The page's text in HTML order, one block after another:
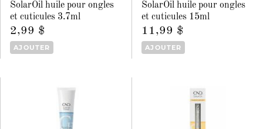
SolarOil huile pour ongles
et cuticules 3.7ml
2,99 $
AJOUTER
SolarOil huile pour ongles
et cuticules 15ml
11,99 $
AJOUTER